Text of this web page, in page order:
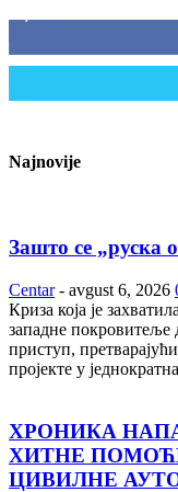
Najnovije
Зашто се „руска
Centar - avgust 6, 2026
Криза која је
западне покровитеље
приступ,
пројекте у
ХРОНИКА
ХИТНЕ
ЦИВИЛНЕ